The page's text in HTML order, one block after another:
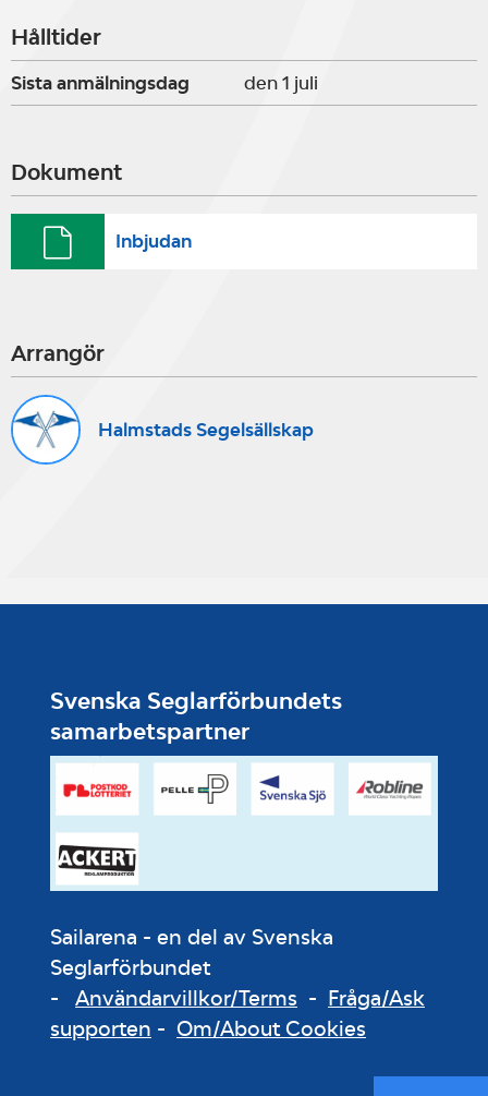
Hålltider
Sista anmälningsdag den 1 juli
Dokument
Inbjudan
Arrangör
Halmstads Segelsällskap
Svenska Seglarförbundets
samarbetspartner
Sailarena - en del av Svenska
Seglarförbundet
- Användarvillkor/Terms - Fråga/Ask
supporten - Om/About Cookies